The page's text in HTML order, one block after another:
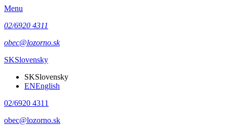
Menu
02/6920 4311
obec@lozorno.sk
SKSlovensky
SKSlovensky
ENEnglish
02/6920 4311
obec@lozorno.sk